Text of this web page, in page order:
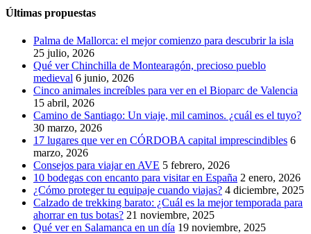
Últimas propuestas
Palma de Mallorca: el mejor comienzo para descubrir la isla
25 julio, 2026
Qué ver Chinchilla de Montearagón, precioso pueblo
medieval 6 junio, 2026
Cinco animales increíbles para ver en el Bioparc de Valencia
15 abril, 2026
Camino de Santiago: Un viaje, mil caminos. ¿cuál es el tuyo?
30 marzo, 2026
17 lugares que ver en CÓRDOBA capital imprescindibles 6
marzo, 2026
Consejos para viajar en AVE 5 febrero, 2026
10 bodegas con encanto para visitar en España 2 enero, 2026
¿Cómo proteger tu equipaje cuando viajas? 4 diciembre, 2025
Calzado de trekking barato: ¿Cuál es la mejor temporada para
ahorrar en tus botas? 21 noviembre, 2025
Qué ver en Salamanca en un día 19 noviembre, 2025